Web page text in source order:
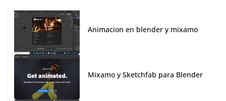
Animacion en blender y mixamo
Mixamo y Sketchfab para Blender